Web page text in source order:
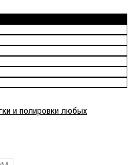
и полировки любых